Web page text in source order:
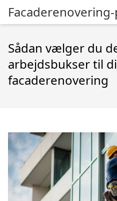
Sådan vælger du
arbejdsbukser til
facaderenovering